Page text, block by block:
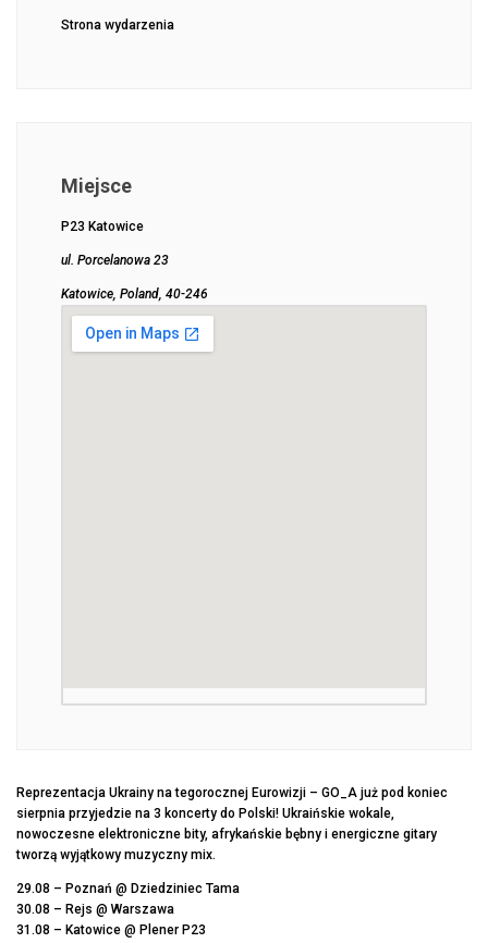
Strona wydarzenia
Miejsce
P23 Katowice
ul. Porcelanowa 23
Katowice, Poland, 40-246
Reprezentacja Ukrainy na tegorocznej Eurowizji – GO_A już pod koniec
sierpnia przyjedzie na 3 koncerty do Polski! Ukraińskie wokale,
nowoczesne elektroniczne bity, afrykańskie bębny i energiczne gitary
tworzą wyjątkowy muzyczny mix.
29.08 – Poznań @ Dziedziniec Tama
30.08 – Rejs @ Warszawa
31.08 – Katowice @ Plener P23